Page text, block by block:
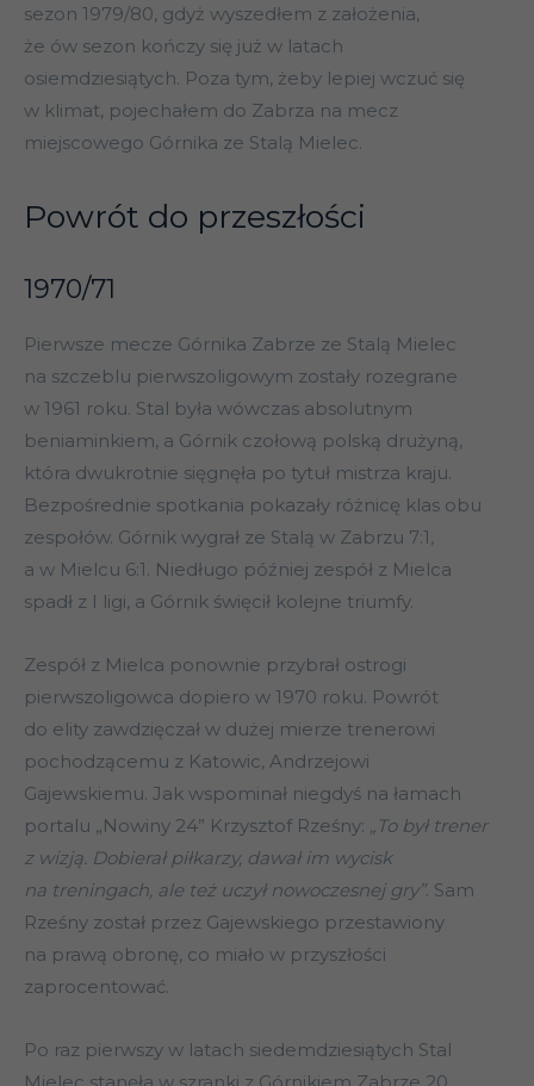
sezon 1979/80, gdyż wyszedłem z założenia,
że ów sezon kończy się już w latach
osiemdziesiątych. Poza tym, żeby lepiej wczuć się
w klimat, pojechałem do Zabrza na mecz
miejscowego Górnika ze Stalą Mielec.
Powrót do przeszłości
1970/71
Pierwsze mecze Górnika Zabrze ze Stalą Mielec
na szczeblu pierwszoligowym zostały rozegrane
w 1961 roku. Stal była wówczas absolutnym
beniaminkiem, a Górnik czołową polską drużyną,
która dwukrotnie sięgnęła po tytuł mistrza kraju.
Bezpośrednie spotkania pokazały różnicę klas obu
zespołów. Górnik wygrał ze Stalą w Zabrzu 7:1,
a w Mielcu 6:1. Niedługo później zespół z Mielca
spadł z I ligi, a Górnik święcił kolejne triumfy.
Zespół z Mielca ponownie przybrał ostrogi
pierwszoligowca dopiero w 1970 roku. Powrót
do elity zawdzięczał w dużej mierze trenerowi
pochodzącemu z Katowic, Andrzejowi
Gajewskiemu. Jak wspominał niegdyś na łamach
portalu „Nowiny 24” Krzysztof Rześny: „To był trener
z wizją. Dobierał piłkarzy, dawał im wycisk
na treningach, ale też uczył nowoczesnej gry”. Sam
Rześny został przez Gajewskiego przestawiony
na prawą obronę, co miało w przyszłości
zaprocentować.
Po raz pierwszy w latach siedemdziesiątych Stal